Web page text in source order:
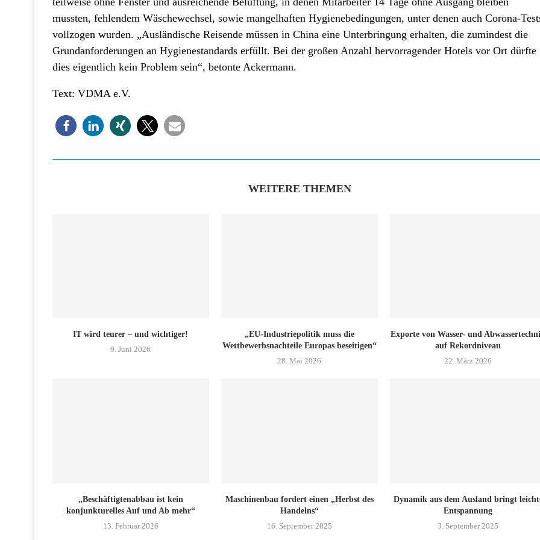
mussten, fehlendem Wäschewechsel, sowie mangelhaften Hygienebedingungen, unter denen auch Corona-
vollzogen wurden. „Ausländische Reisende müssen in China eine Unterbringung erhalten, die zumindest die
Grundanforderungen an Hygienestandards erfüllt. Bei der großen Anzahl hervorragender Hotels vor Ort dürfte
dies eigentlich kein Problem sein“, betonte Ackermann.
Text: VDMA e.V.
WEITERE THEMEN
IT wird teurer – und wichtiger!
9. Juni 2026
„EU-Industriepolitik muss die
Wettbewerbsnachteile Europas beseitigen“
28. Mai 2026
Exporte von Wasser- und
auf Rekordniveau
22. März 2026
„Beschäftigtenabbau ist kein
konjunkturelles Auf und Ab mehr“
13. Februar 2026
Maschinenbau fordert einen „Herbst des
Handelns“
16. September 2025
Dynamik aus dem Ausland bringt
Entspannung
3. September 2025